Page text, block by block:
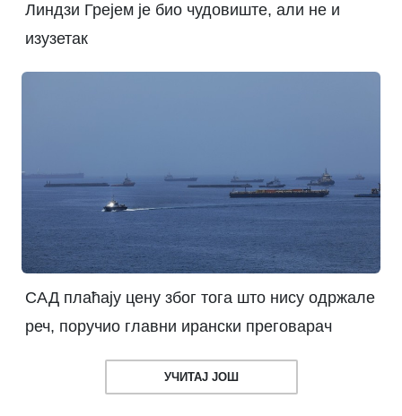
Линдзи Грејем је био чудовиште, али не и
изузетак
САД плаћају цену због тога што нису одржале
реч, поручио главни ирански преговарач
УЧИТАЈ ЈОШ